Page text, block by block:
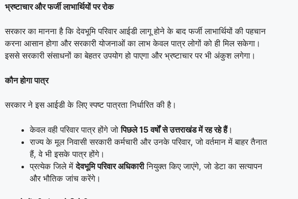
भ्रष्टाचार और फर्जी लाभार्थियों पर रोक
सरकार का मानना है कि देवभूमि परिवार आईडी लागू होने के बाद फर्जी लाभार्थियों की पहचान
करना आसान होगा और सरकारी योजनाओं का लाभ केवल पात्र लोगों को ही मिल सकेगा।
इससे सरकारी संसाधनों का बेहतर उपयोग हो पाएगा और भ्रष्टाचार पर भी अंकुश लगेगा।
कौन होगा पात्र
सरकार ने इस आईडी के लिए स्पष्ट पात्रता निर्धारित की है।
केवल वही परिवार पात्र होंगे जोपिछले 15वर्षों से उत्तराखंड में रह रहे हैं।
राज्य के मूल निवासी सरकारी कर्मचारी और उनके परिवार, जो वर्तमान में बाहर तैनात
हैं, वे भी इसके पात्र होंगे।
प्रत्येक जिले मेंदेवभूमि परिवार अधिकारीनियुक्त किए जाएंगे, जो डेटा का सत्यापन
और भौतिक जांच करेंगे।